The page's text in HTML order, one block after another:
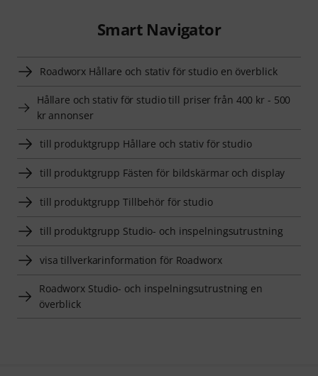
Smart Navigator
Roadworx Hållare och stativ för studio en överblick
Hållare och stativ för studio till priser från 400 kr - 500
kr annonser
till produktgrupp Hållare och stativ för studio
till produktgrupp Fästen för bildskärmar och display
till produktgrupp Tillbehör för studio
till produktgrupp Studio- och inspelningsutrustning
visa tillverkarinformation för Roadworx
Roadworx Studio- och inspelningsutrustning en
överblick